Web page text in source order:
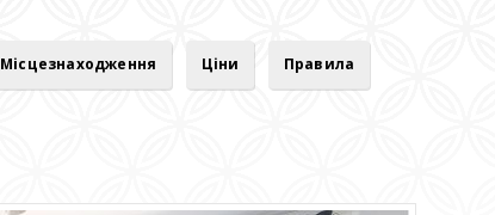
Місцезнаходження Ціни Правила